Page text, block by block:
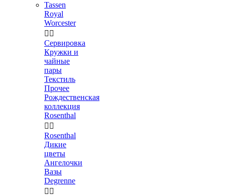
Tassen
Royal
Worcester
 
Сервировка
Кружки и
чайные
пары
Текстиль
Прочее
Рождественская
коллекция
Rosenthal
 
Rosenthal
Дикие
цветы
Ангелочки
Вазы
Degrenne
 